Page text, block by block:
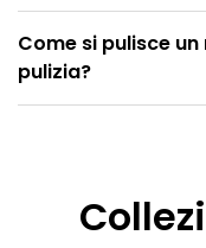
Come si pulisce
pulizia?